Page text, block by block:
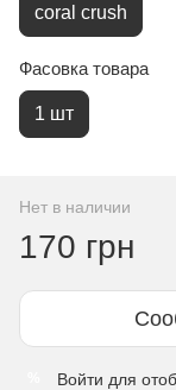
coral crush
Фасовка товара
1 шт
Нет в наличии
170 грн
Войти для